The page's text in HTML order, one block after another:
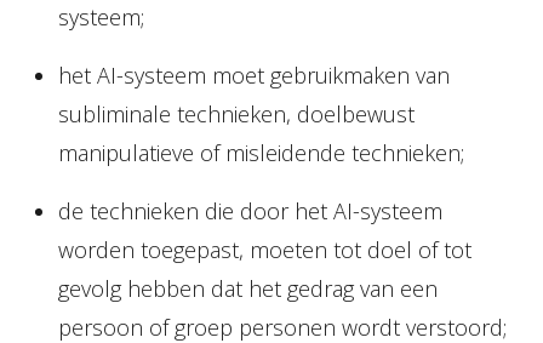
systeem;
het AI-systeem moet gebruikmaken van
subliminale technieken, doelbewust
manipulatieve of misleidende technieken;
de technieken die door het AI-systeem
worden toegepast, moeten tot doel of tot
gevolg hebben dat het gedrag van een
persoon of groep personen wordt verstoord;